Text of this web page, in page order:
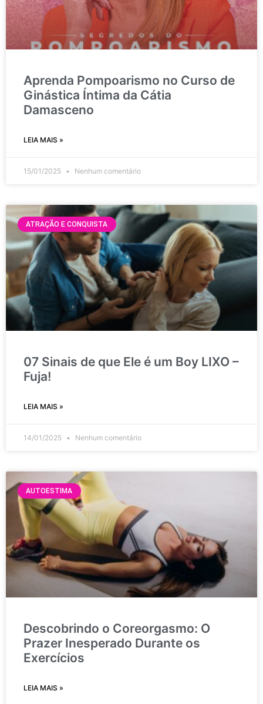
Aprenda Pompoarismo no Curso de
Ginástica Íntima da Cátia
Damasceno
LEIA MAIS »
15/01/2025 Nenhum comentário
ATRAÇÃO E CONQUISTA
07 Sinais de que Ele é um Boy LIXO –
Fuja!
LEIA MAIS »
14/01/2025 Nenhum comentário
AUTOESTIMA
Descobrindo o Coreorgasmo: O
Prazer Inesperado Durante os
Exercícios
LEIA MAIS »